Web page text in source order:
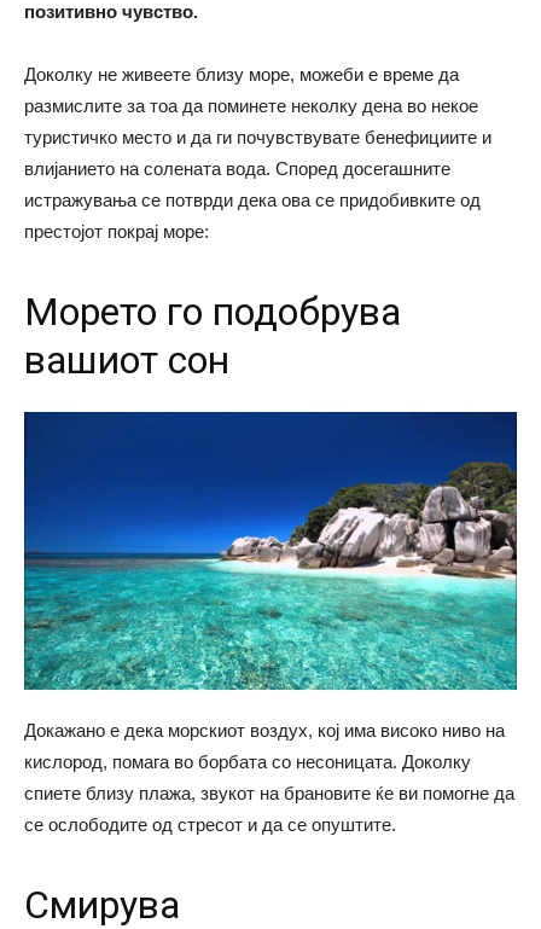
позитивно чувство.
Доколку не живеете близу море, можеби е време да
размислите за тоа да поминете неколку дена во некое
туристичко место и да ги почувствувате бенефициите и
влијанието на солената вода. Според досегашните
истражувања се потврди дека ова се придобивките од
престојот покрај море:
Морето го подобрува
вашиот сон
Докажано е дека морскиот воздух, кој има високо ниво на
кислород, помага во борбата со несоницата. Доколку
спиете близу плажа, звукот на брановите ќе ви помогне да
се ослободите од стресот и да се опуштите.
Смирува